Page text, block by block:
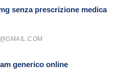
senza prescrizione medica
generico online